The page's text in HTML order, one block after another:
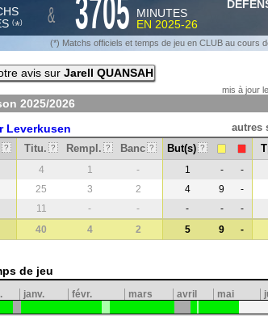
(*) & 3705
MINUTES
EN 2025-26
(*) Matchs officiels et temps de jeu en CLUB au cours
avis sur Jarell QUANSAH
mis à jour
2025/2026
Leverkusen
autres
? Titu. ? Rempl. ? Banc ? But(s) ?
4 1 - 1 - -
25 3 2 4 9 -
11 - - - - -
40 4 2 5 9 -
de jeu
janv. févr. mars avril mai